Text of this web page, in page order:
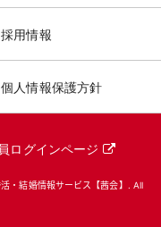
採用情報
個人情報保護方針
ログインページ
・結婚情報サービス【茜会】
. All